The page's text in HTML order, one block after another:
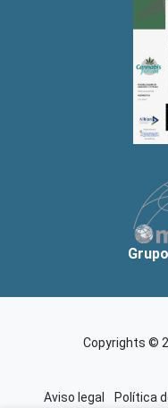
Copyrights ©
Aviso legal Política